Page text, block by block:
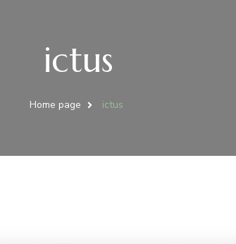
ictus
Home page ictus